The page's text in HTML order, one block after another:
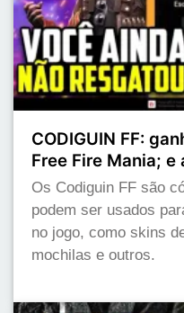
CODIGUIN FF:
Free Fire Mania; e
Os Codiguin FF são
podem ser usados
no jogo, como skins
mochilas e outros.